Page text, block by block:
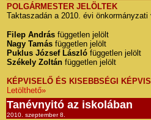
POLGÁRMESTER JELÖLTEK
Taktaszadán a 2010. évi
Filep Andrásfüggetlen jelölt
Nagy Tamásfüggetlen jelölt
Puklus József Lászlófüggetlen jelölt
Székely Zoltánfüggetlen jelölt
KÉPVISELŐ ÉS KISEBBSÉGI
Letölthető»
Tanévnyitó az iskolában
2010. szeptember 8.